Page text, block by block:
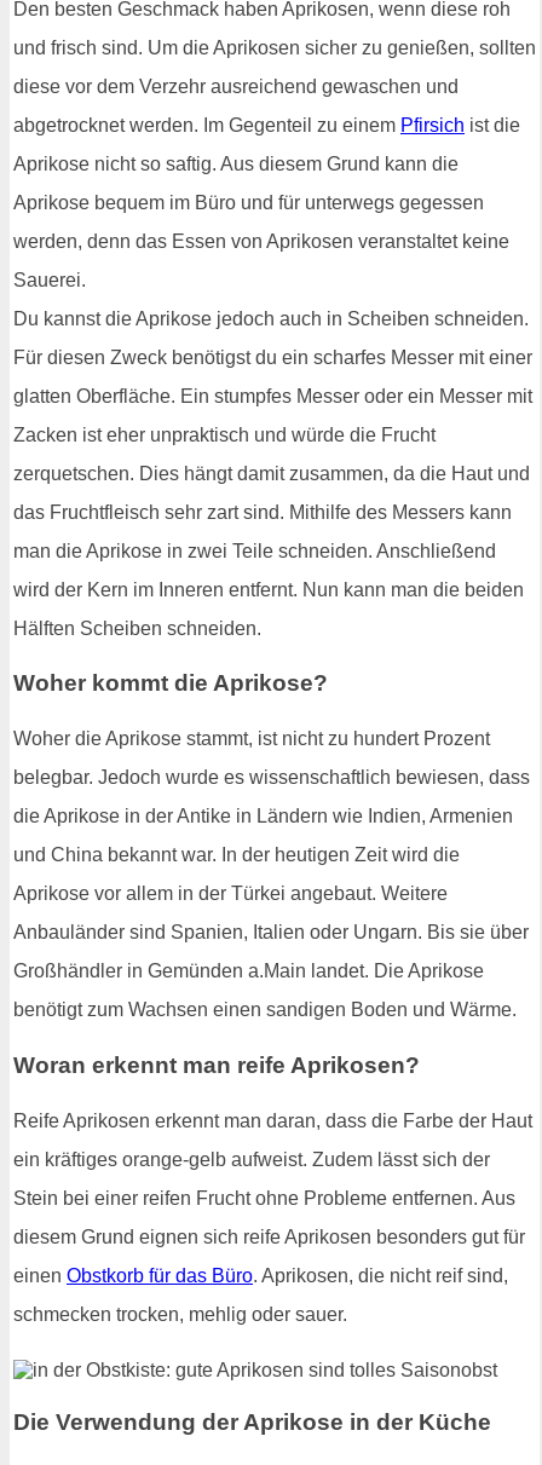
Den besten Geschmack haben Aprikosen, wenn diese roh
und frisch sind. Um die Aprikosen sicher zu genießen, sollten
diese vor dem Verzehr ausreichend gewaschen und
abgetrocknet werden. Im Gegenteil zu einem Pfirsich ist die
Aprikose nicht so saftig. Aus diesem Grund kann die
Aprikose bequem im Büro und für unterwegs gegessen
werden, denn das Essen von Aprikosen veranstaltet keine
Sauerei.
Du kannst die Aprikose jedoch auch in Scheiben schneiden.
Für diesen Zweck benötigst du ein scharfes Messer mit einer
glatten Oberfläche. Ein stumpfes Messer oder ein Messer mit
Zacken ist eher unpraktisch und würde die Frucht
zerquetschen. Dies hängt damit zusammen, da die Haut und
das Fruchtfleisch sehr zart sind. Mithilfe des Messers kann
man die Aprikose in zwei Teile schneiden. Anschließend
wird der Kern im Inneren entfernt. Nun kann man die beiden
Hälften Scheiben schneiden.
Woher kommt die Aprikose?
Woher die Aprikose stammt, ist nicht zu hundert Prozent
belegbar. Jedoch wurde es wissenschaftlich bewiesen, dass
die Aprikose in der Antike in Ländern wie Indien, Armenien
und China bekannt war. In der heutigen Zeit wird die
Aprikose vor allem in der Türkei angebaut. Weitere
Anbauländer sind Spanien, Italien oder Ungarn. Bis sie über
Großhändler in Gemünden a.Main landet. Die Aprikose
benötigt zum Wachsen einen sandigen Boden und Wärme.
Woran erkennt man reife Aprikosen?
Reife Aprikosen erkennt man daran, dass die Farbe der Haut
ein kräftiges orange-gelb aufweist. Zudem lässt sich der
Stein bei einer reifen Frucht ohne Probleme entfernen. Aus
diesem Grund eignen sich reife Aprikosen besonders gut für
einen Obstkorb für das Büro. Aprikosen, die nicht reif sind,
schmecken trocken, mehlig oder sauer.
Die Verwendung der Aprikose in der Küche